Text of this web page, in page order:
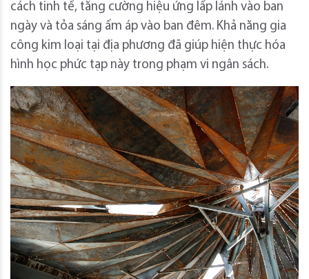
cách tinh tế, tăng cường hiệu ứng lấp lánh vào ban
ngày và tỏa sáng ấm áp vào ban đêm. Khả năng gia
công kim loại tại địa phương đã giúp hiện thực hóa
hình học phức tạp này trong phạm vi ngân sách.